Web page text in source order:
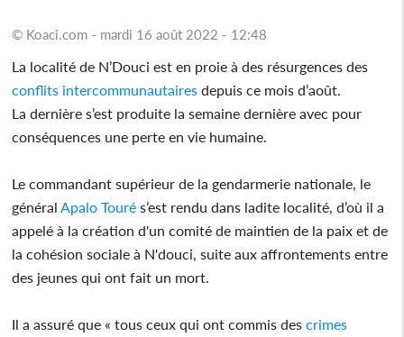
© Koaci.com - mardi 16 août 2022 - 12:48
La localité de N’Douci est en proie à des résurgences des
conflits intercommunautaires depuis ce mois d’août.
La dernière s’est produite la semaine dernière avec pour
conséquences une perte en vie humaine.
Le commandant supérieur de la gendarmerie nationale, le
général Apalo Touré s’est rendu dans ladite localité, d’où il a
appelé à la création d'un comité de maintien de la paix et de
la cohésion sociale à N'douci, suite aux affrontements entre
des jeunes qui ont fait un mort.
Il a assuré que « tous ceux qui ont commis descrimes